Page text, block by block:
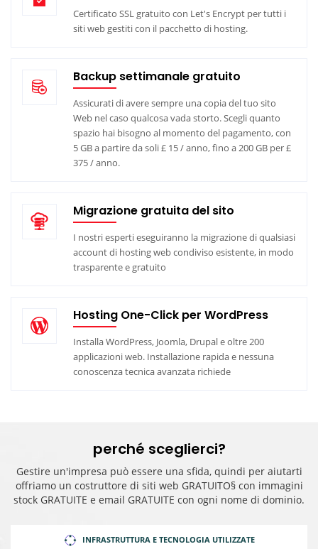
Certificato SSL gratuito con Let's Encrypt per tutti i
siti web gestiti con il pacchetto di hosting.
Backup settimanale gratuito
Assicurati di avere sempre una copia del tuo sito
Web nel caso qualcosa vada storto. Scegli quanto
spazio hai bisogno al momento del pagamento, con
5 GB a partire da soli £ 15 / anno, fino a 200 GB per £
375 / anno.
Migrazione gratuita del sito
I nostri esperti eseguiranno la migrazione di qualsiasi
account di hosting web condiviso esistente, in modo
trasparente e gratuito
Hosting One-Click per WordPress
Installa WordPress, Joomla, Drupal e oltre 200
applicazioni web. Installazione rapida e nessuna
conoscenza tecnica avanzata richiede
perché sceglierci?
Gestire un'impresa può essere una sfida, quindi per aiutarti
offriamo un costruttore di siti web GRATUITO§ con immagini
stock GRATUITE e email GRATUITE con ogni nome di dominio.
INFRASTRUTTURA E TECNOLOGIA UTILIZZATE